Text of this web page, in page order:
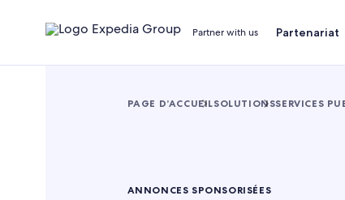
Partner with us Partenariat
PAGE D’ACCUEILSOLUTIONSSERVICES
ANNONCES SPONSORISÉES